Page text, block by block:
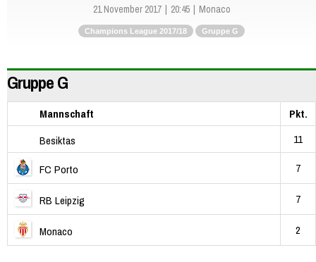
21 November 2017 20:45 Monaco
Champions League 2017/18 Gruppe G
Gruppe G
Mannschaft
Pkt.
Besiktas
11
FC Porto 7
RB Leipzig 7
Monaco 2